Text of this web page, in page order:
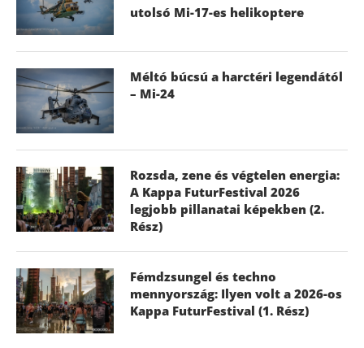
utolsó Mi-17-es helikoptere
Méltó búcsú a harctéri legendától
– Mi-24
Rozsda, zene és végtelen energia:
A Kappa FuturFestival 2026
legjobb pillanatai képekben (2.
Rész)
Fémdzsungel és techno
mennyország: Ilyen volt a 2026-os
Kappa FuturFestival (1. Rész)